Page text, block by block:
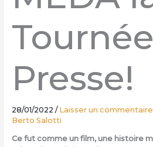
Presse!
28/01/2022 / Laisser un commentaire
Berto Salotti
Ce fut comme un film, une histoire